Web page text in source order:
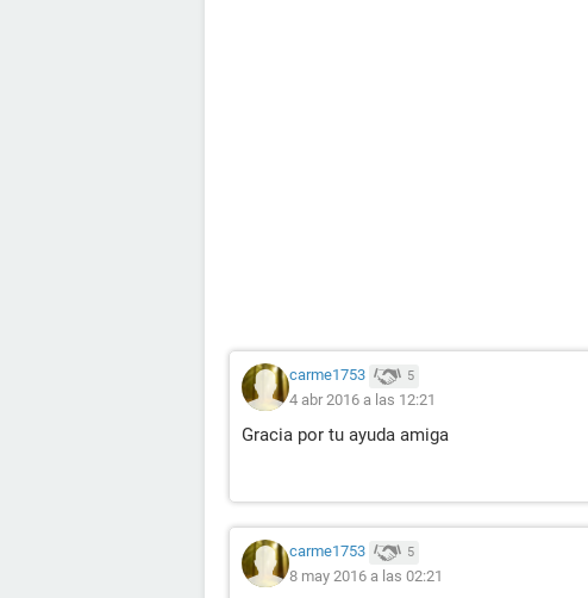
carme1753 5
4 abr 2016 a las 12:21
Gracia por tu ayuda amiga
carme1753 5
8 may 2016 a las 02:21